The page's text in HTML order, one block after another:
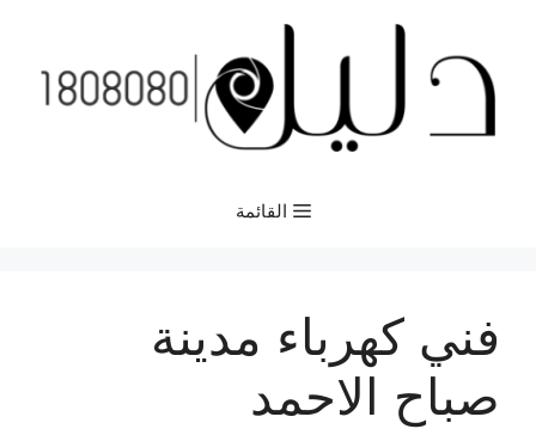
المحتوى
القائمة
فني كهرباء مدينة
صباح الاحمد